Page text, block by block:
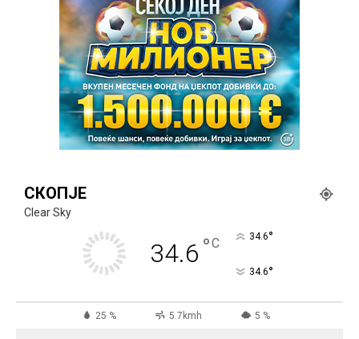
СКОПЈЕ
Clear Sky
34.6 °C 34.6°
34.6°
25 % 5.7kmh 5 %